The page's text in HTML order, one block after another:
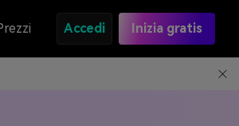
Accedi Inizia gratis